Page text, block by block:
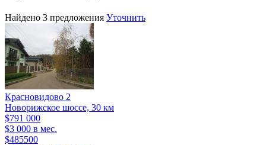
Найдено 3 предложения Уточнить
Красновидово 2
Новорижское шоссе, 30 км
$791 000
$3 000 в мес.
$485500